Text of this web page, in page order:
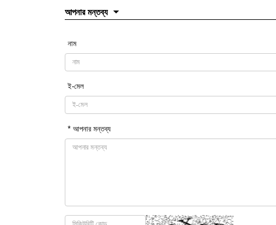
আপনার মন্তব্য
নাম
ই-মেল
* আপনার মন্তব্য